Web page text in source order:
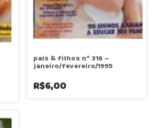
pais & filhos nº 316 –
janeiro/fevereiro/1995
R$6,00